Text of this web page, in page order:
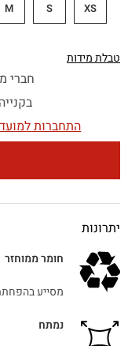
XS
S
M
טבלת מידות
חברי
בקנייה
התחברות
יתרונות
חומר ממוחזר
מסייע
נמתח